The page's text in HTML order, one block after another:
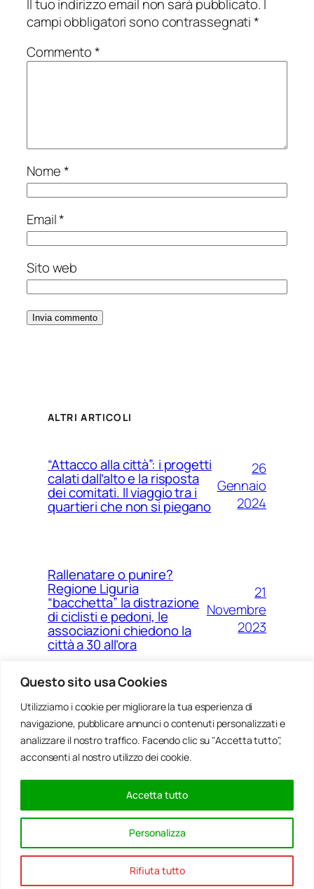
Questo sito usa Cookies
Utilizziamo i cookie per migliorare la tua esperienza di
navigazione, pubblicare annunci o contenuti personalizzati e
analizzare il nostro traffico. Facendo clic su "Accetta tutto",
acconsenti al nostro utilizzo dei cookie.
Personalizza
Rifiuta tutto
Accetta tutto
Il tuo indirizzo email non sarà pubblicato. I
campi obbligatori sono contrassegnati*
Commento*
Nome*
Email*
Sito web
ALTRI ARTICOLI
“Attacco alla città”: i progetti
calati dall’alto e la risposta
dei comitati. Il viaggio tra i
quartieri che non si piegano
26
Gennaio
2024
Rallenatare o punire?
Regione Liguria
“bacchetta” la distrazione
di ciclisti e pedoni, le
associazioni chiedono la
città a 30 all’ora
21
Novembre
2023
Ponte Morandi e quell’anno
zero che non è mai arrivato a
Genova
Agosto
2023
Rinnovabili, al passo della
Bocchetta un parco eolico
con 5 pale da 150 metri
Gennaio